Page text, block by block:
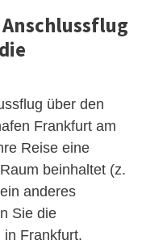
über den
Frankfurt am
Reise eine
beinhaltet (z.
anderes
Sie die
in Frankfurt.